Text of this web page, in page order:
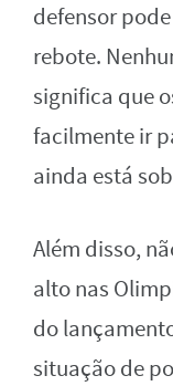
defensor
rebote.
significa que
facilmente ir
ainda está
Além disso,
alto nas
do
situação de